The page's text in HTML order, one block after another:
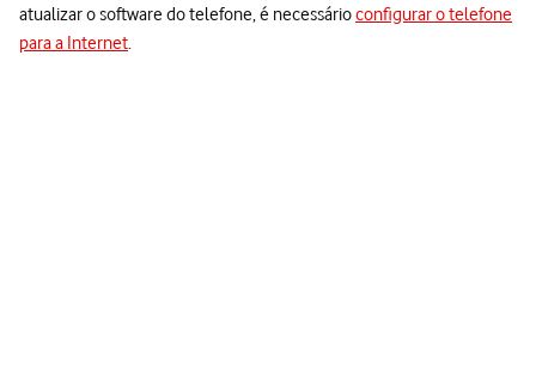
atualizar o software do telefone, é necessárioconfigurar o telefone
para a Internet.